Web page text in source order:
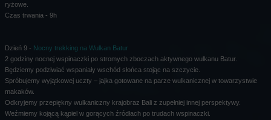
ryżowe.
Czas trwania - 9h
Dzień 9 - Nocny trekking na Wulkan Batur
2 godziny nocnej wspinaczki po stromych zboczach aktywnego wulkanu Batur.
Będziemy podziwiać wspaniały wschód słońca stojąc na szczycie.
Spróbujemy wyjątkowej uczty – jajka gotowane na parze wulkanicznej w towarzystwie
makaków.
Odkryjemy przepiękny wulkaniczny krajobraz Bali z zupełniej innej perspektywy.
Weźmiemy kojącą kąpiel w gorących źródłach po trudach wspinaczki.